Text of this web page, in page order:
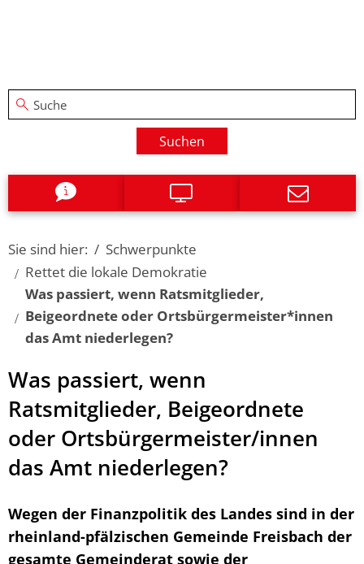
Suchen
Sie sind hier:
Schwerpunkte
Rettet die lokale Demokratie
Was passiert, wenn Ratsmitglieder,
Beigeordnete oder Ortsbürgermeister*innen
das Amt niederlegen?
Was passiert, wenn
Ratsmitglieder, Beigeordnete
oder Ortsbürgermeister/innen
das Amt niederlegen?
Wegen der Finanzpolitik des Landes sind in der
rheinland-pfälzischen Gemeinde Freisbach der
gesamte Gemeinderat sowie der